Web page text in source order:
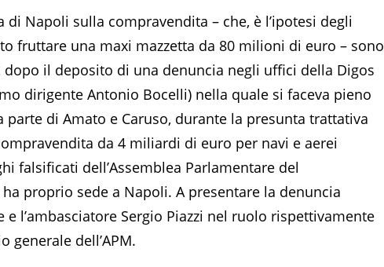
di Napoli sulla compravendita – che, è l’ipotesi degli
fruttare una maxi mazzetta da 80 milioni di euro – sono
dopo il deposito di una denuncia negli uffici della Digos
dirigente Antonio Bocelli) nella quale si faceva pieno
parte di Amato e Caruso, durante la presunta trattativa
da 4 miliardi di euro per navi e aerei
falsificati dell’Assemblea Parlamentare del
proprio sede a Napoli. A presentare la denuncia
l’ambasciatore Sergio Piazzi nel ruolo rispettivamente
generale dell’APM.